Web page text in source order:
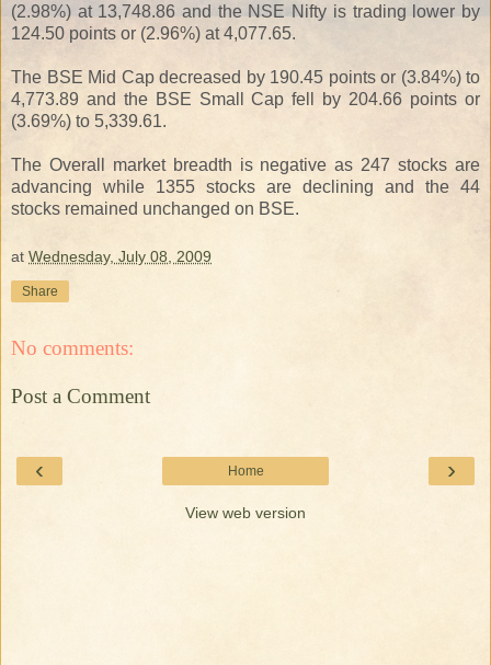
(2.98%) at 13,748.86 and the NSE Nifty is trading lower by
124.50 points or (2.96%) at 4,077.65.
The BSE Mid Cap decreased by 190.45 points or (3.84%) to
4,773.89 and the BSE Small Cap fell by 204.66 points or
(3.69%) to 5,339.61.
The Overall market breadth is negative as 247 stocks are
advancing while 1355 stocks are declining and the 44
stocks remained unchanged on BSE.
at Wednesday, July 08, 2009
Share
No comments:
Post a Comment
‹ ›
Home
View web version